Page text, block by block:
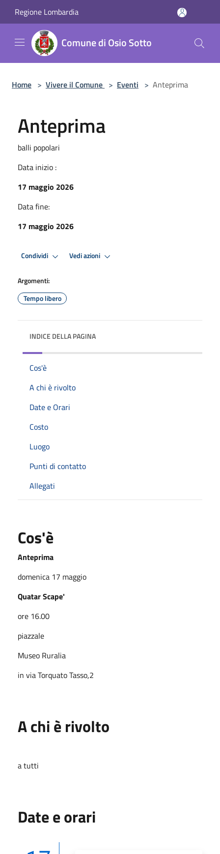
Regione Lombardia
Comune di Osio Sotto
Home > Vivere il Comune > Eventi > Anteprima
Anteprima
balli popolari
Data inizio :
17 maggio 2026
Data fine:
17 maggio 2026
Condividi Vedi azioni
Argomenti:
Tempo libero
INDICE DELLA PAGINA
Cos'è
A chi è rivolto
Date e Orari
Costo
Luogo
Punti di contatto
Allegati
Cos'è
Anteprima
domenica 17 maggio
Quatar Scape'
ore 16.00
piazzale
Museo Ruralia
in via Torquato Tasso,2
A chi è rivolto
a tutti
Date e orari